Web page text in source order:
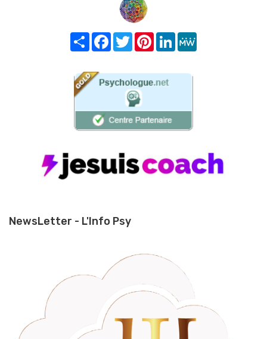
Share FacebookTwitterPinterest
LinkedIn
NewsLetter - L'Info Psy